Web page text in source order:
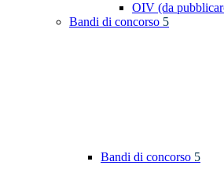
OIV (da
Bandi di concorso 5
Bandi di concorso 5